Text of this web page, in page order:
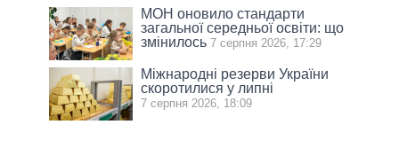
МОН оновило стандарти
загальної середньої освіти: що
змінилось 7 серпня 2026, 17:29
Міжнародні резерви України
скоротилися у липні
7 серпня 2026, 18:09